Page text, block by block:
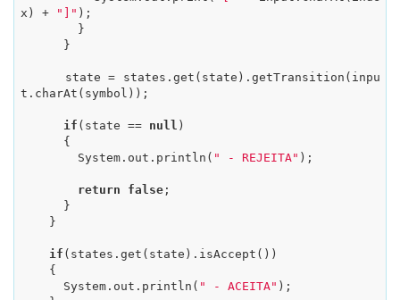
x) +
"]" );
t.charAt(symbol));
if (state == null )
        System.out.println(
" - REJEITA" );
return false;
if (states.get(state).isAccept())
      System.out.println(
" - ACEITA" );